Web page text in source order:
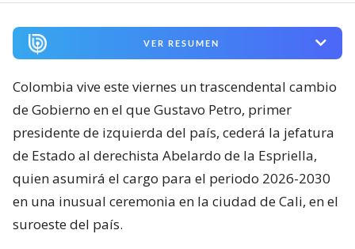
VER RESUMEN
Colombia vive este viernes un trascendental cambio
de Gobierno en el que Gustavo Petro, primer
presidente de izquierda del país, cederá la jefatura
de Estado al derechista Abelardo de la Espriella,
quien asumirá el cargo para el periodo 2026-2030
en una inusual ceremonia en la ciudad de Cali, en el
suroeste del país.